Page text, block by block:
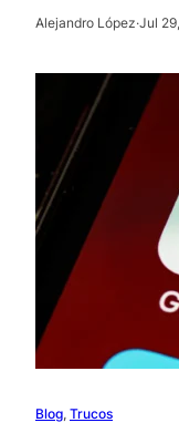
Alejandro López·Jul
Blog, Trucos